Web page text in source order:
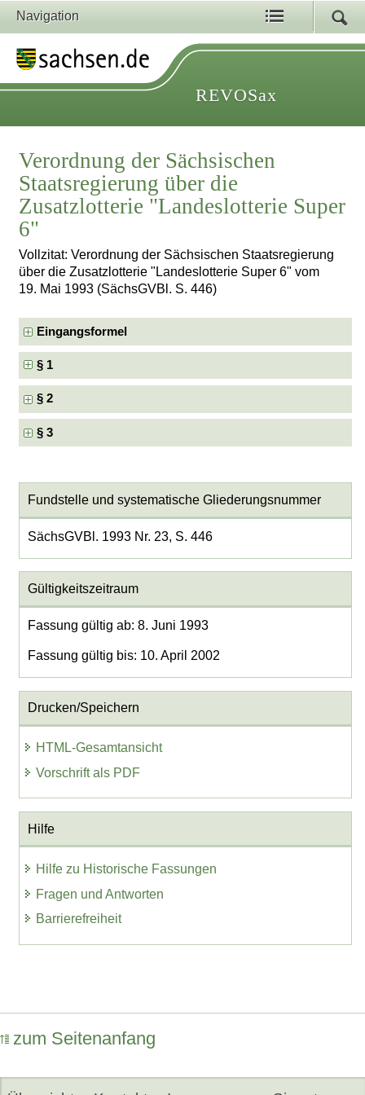
Navigation
REVOSax
Verordnung der Sächsischen
Staatsregierung über die
Zusatzlotterie "Landeslotterie Super
6"
Vollzitat: Verordnung der Sächsischen Staatsregierung
über die Zusatzlotterie "Landeslotterie Super 6" vom
19. Mai 1993 (SächsGVBl. S. 446)
Eingangsformel
§ 1
§ 2
§ 3
Fundstelle und systematische Gliederungsnummer
SächsGVBl. 1993 Nr. 23, S. 446
Gültigkeitszeitraum
Fassung gültig ab: 8. Juni 1993
Fassung gültig bis: 10. April 2002
Drucken/Speichern
HTML-Gesamtansicht
Vorschrift als PDF
Hilfe
Hilfe zu Historische Fassungen
Fragen und Antworten
Barrierefreiheit
zum Seitenanfang